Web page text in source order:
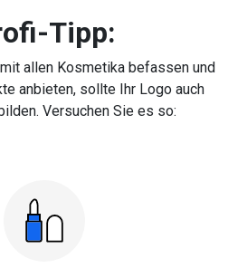
Tipp:
allen Kosmetika befassen und
anbieten, sollte Ihr Logo auch
Versuchen Sie es so: